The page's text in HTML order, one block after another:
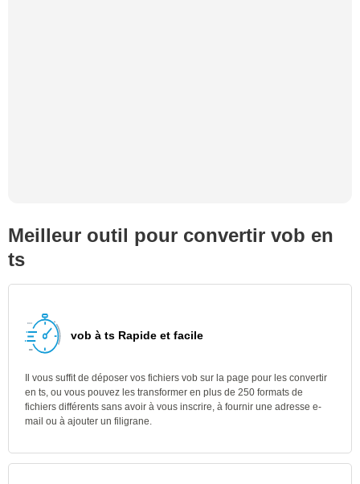
Meilleur outil pour convertir vob en
ts
vob à ts Rapide et facile
Il vous suffit de déposer vos fichiers vob sur la page pour les convertir
en ts, ou vous pouvez les transformer en plus de 250 formats de
fichiers différents sans avoir à vous inscrire, à fournir une adresse e-
mail ou à ajouter un filigrane.